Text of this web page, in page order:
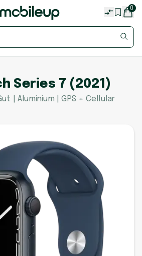
0
Series 7 (2021)
| Aluminium | GPS + Cellular